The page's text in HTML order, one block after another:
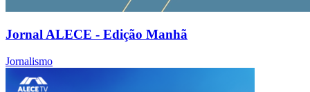
Jornal ALECE - Edição Manhã
Jornalismo